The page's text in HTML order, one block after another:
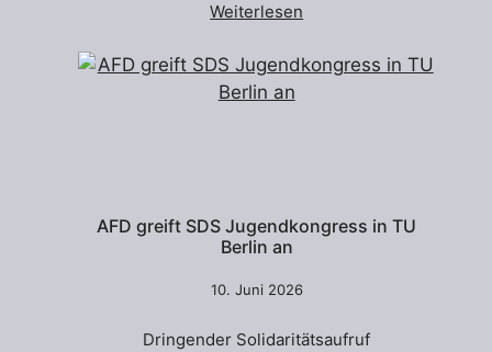
Weiterlesen
AFD greift SDS Jugendkongress in TU
Berlin an
10. Juni 2026
Dringender Solidaritätsaufruf